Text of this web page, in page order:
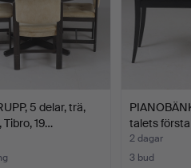
5 delar, trä,
Tibro, 19…
talets
2 dagar
3 bud